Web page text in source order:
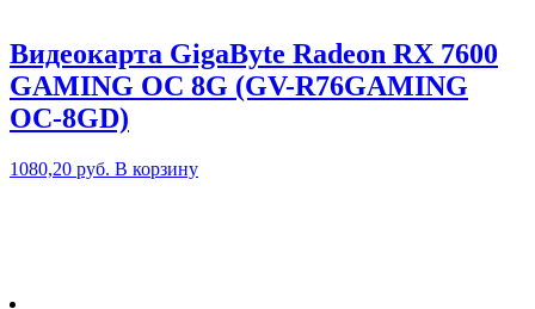
Видеокарта GigaByte Radeon RX 7600
GAMING OC 8G (GV-R76GAMING
OC-8GD)
1080,20 руб. В корзину